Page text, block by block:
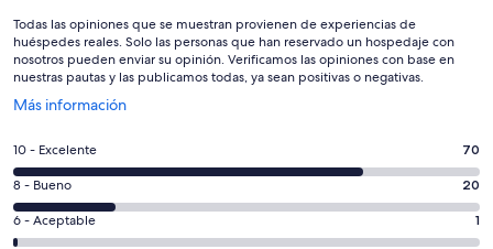
Todas las opiniones que se muestran provienen de experiencias de
huéspedes reales. Solo las personas que han reservado un hospedaje con
nosotros pueden enviar su opinión. Verificamos las opiniones con base en
nuestras pautas y las publicamos todas, ya sean positivas o negativas.
Más información
Se
en
una
nueva
ventana
Puntuación
de
10,
es
decir,
10 - Excelente 70
Puntuación
de
8,
8 - Bueno 20
Puntuación
6 - Aceptable 1